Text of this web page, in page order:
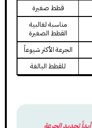
قطط صغيرة
مناسبة لغالبية
القطط الصغيرة
الجرعة الأكثر شيوعاً
للقطط البالغة
تحديد الجرعة